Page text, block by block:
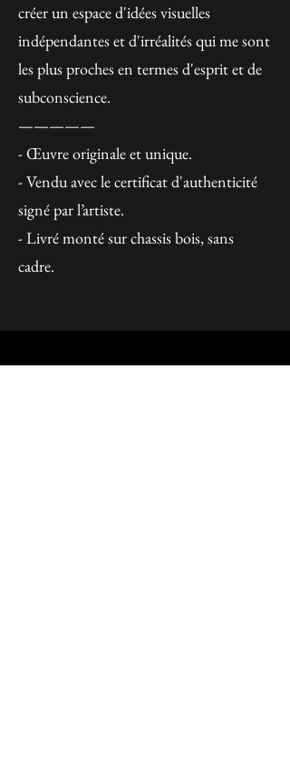
créer un espace d'idées visuelles
indépendantes et d'irréalités qui me sont
les plus proches en termes d'esprit et de
subconscience.
—————
- Œuvre originale et unique.
- Vendu avec le certificat d'authenticité
signé par l’artiste.
- Livré monté sur chassis bois, sans
cadre.